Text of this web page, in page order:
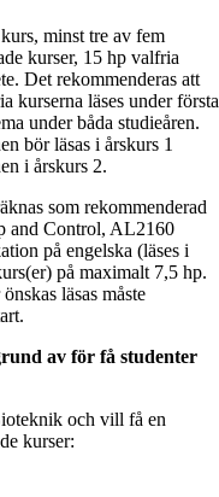
minst tre av fem
kurser, 15 hp valfria
Det rekommenderas att
kurserna läses under första
under båda studieåren.
bör läsas i årskurs 1
i årskurs 2.
som rekommenderad
and Control, AL2160
på engelska (läses i
på maximalt 7,5 hp.
läsas måste
av för få studenter
och vill få en
kurser: